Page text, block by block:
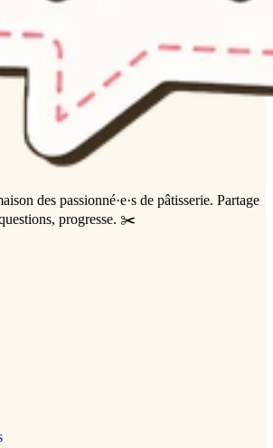
des passionné·e·s de pâtisserie. Partage
progresse. ✂️